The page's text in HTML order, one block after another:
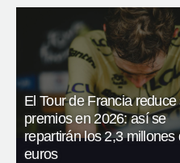
El Tour de Francia reduce
premios en 2026: así se
repartirán los 2,3 millones
euros